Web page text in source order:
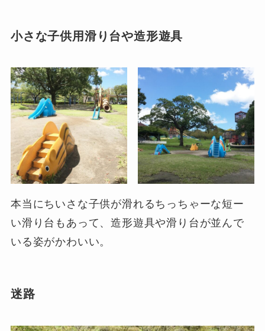
小さな子供用滑り台や造形遊具
本当にちいさな子供が滑れるちっちゃーな短ー
い滑り台もあって、造形遊具や滑り台が並んで
いる姿がかわいい。
迷路